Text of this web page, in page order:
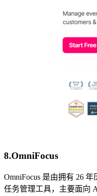
8.OmniFocus
OmniFocus 是由拥有 26
任务管理工具，主要面向